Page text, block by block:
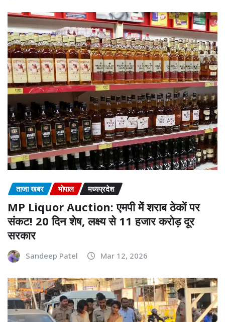
ताजा खबर भोपाल मध्यप्रदेश
MP Liquor Auction: एमपी में शराब ठेकों पर
संकट! 20 दिन शेष, लक्ष्य से 11 हजार करोड़ दूर
सरकार
Sandeep Patel Mar 12, 2026